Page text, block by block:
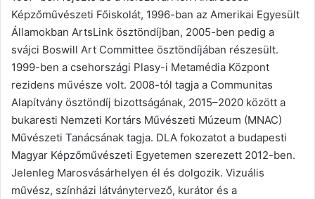
Képzőművészeti Főiskolát, 1996-ban az Amerikai Egyesült
Államokban ArtsLink ösztöndíjban, 2005-ben pedig a
svájci Boswill Art Committee ösztöndíjában részesült.
1999-ben a csehországi Plasy-i Metamédia Központ
rezidens művésze volt. 2008-tól tagja a Communitas
Alapítvány ösztöndíj bizottságának, 2015–2020 között a
bukaresti Nemzeti Kortárs Művészeti Múzeum (MNAC)
Művészeti Tanácsának tagja. DLA fokozatot a budapesti
Magyar Képzőművészeti Egyetemen szerezett 2012-ben.
Jelenleg Marosvásárhelyen él és dolgozik. Vizuális
művész, színházi látványtervező, kurátor és a